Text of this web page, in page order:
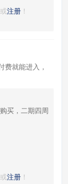
或注册！
费就能进入，
买，二期四周
或注册！